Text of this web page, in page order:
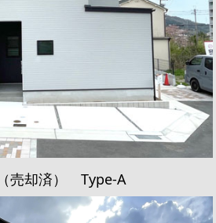
売却済） Type-A